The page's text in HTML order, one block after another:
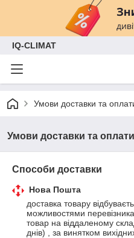
IQ-CLIMAT
Умови доставки та
Умови доставки та оплати
Способи доставки
Нова Пошта
доставка товару
можливостями
товар на віддаленому
днів) , за винятком